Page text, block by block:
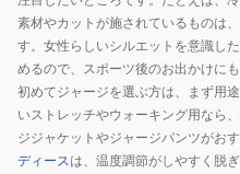
素材やカットが施されているものは
す。女性らしいシルエットを意識し
めるので、スポーツ後のお出かけに
初めてジャージを選ぶ方は、まず用
いストレッチやウォーキング用なら
ジジャケットやジャージパンツがお
ディースは、温度調節がしやすく脱